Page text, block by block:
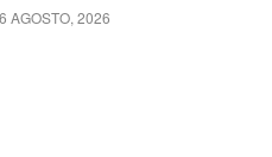
6 AGOSTO, 2026